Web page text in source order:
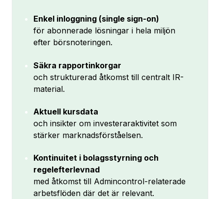
Enkel inloggning (single sign-on)
för abonnerade lösningar i hela miljön
efter börsnoteringen.
Säkra rapportinkorgar
och strukturerad åtkomst till centralt IR-
material.
Aktuell kursdata
och insikter om investeraraktivitet som
stärker marknadsförståelsen.
Kontinuitet i bolagsstyrning och
regelefterlevnad
med åtkomst till Admincontrol-relaterade
arbetsflöden där det är relevant.